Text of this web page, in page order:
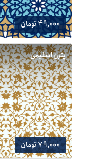
49,000 تومان
پترن اسلیمی
79,000 تومان